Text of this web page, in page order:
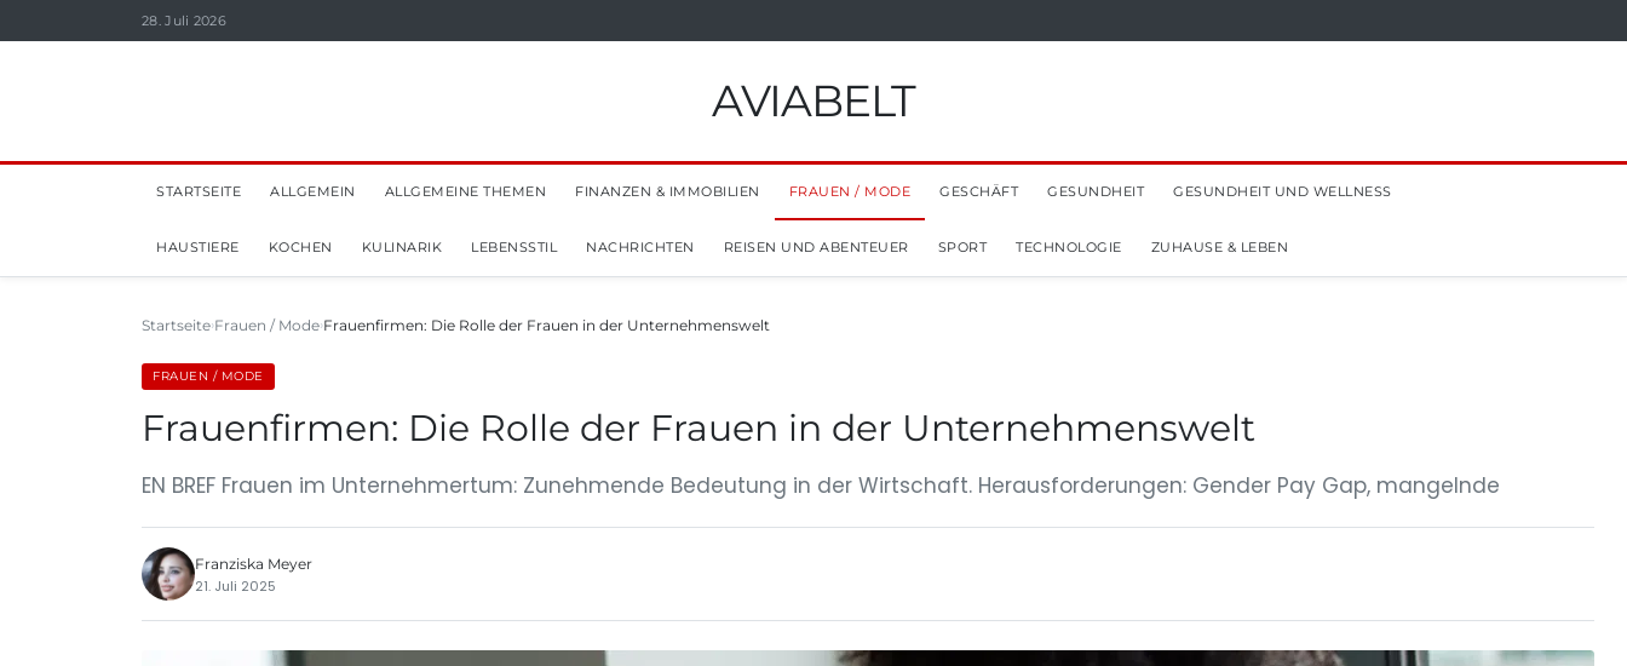
28. Juli 2026
AVIABELT
STARTSEITE ALLGEMEIN ALLGEMEINE THEMEN FINANZEN & IMMOBILIEN FRAUEN / MODE GESCHÄFT GESUNDHEIT GESUNDHEIT UND WELLNESS
HAUSTIERE KOCHEN KULINARIK LEBENSSTIL NACHRICHTEN REISEN UND ABENTEUER SPORT TECHNOLOGIE ZUHAUSE & LEBEN
Startseite Frauen / Mode Frauenfirmen: Die Rolle der Frauen in der Unternehmenswelt
FRAUEN / MODE
Frauenfirmen: Die Rolle der Frauen in der Unternehmenswelt
EN BREF Frauen im Unternehmertum: Zunehmende Bedeutung in der Wirtschaft. Herausforderungen: Gender Pay Gap, mangelnde
Franziska Meyer
21. Juli 2025